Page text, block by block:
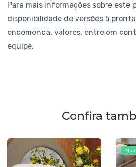
Para mais informações sobre este
disponibilidade de versões à
encomenda, valores, entre em
equipe.
Confira